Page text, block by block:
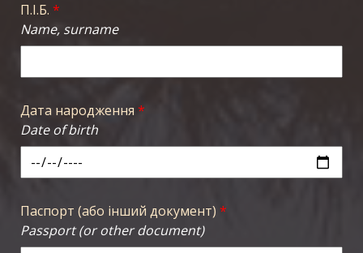
П.І.Б. *
Name, surname
Дата народження *
Date of birth
Паспорт (або інший документ) *
Passport (or other document)